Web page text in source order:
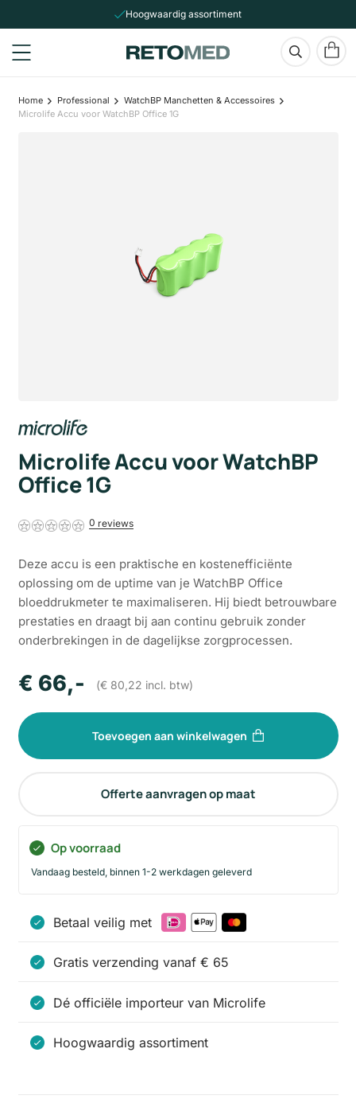
Hoogwaardig assortiment
Home Professional
WatchBP Manchetten & Accessoires
Microlife Accu voor WatchBP Office 1G
Microlife Accu voor WatchBP
Office 1G
0
Deze accu is een praktische en kostenefficiënte
oplossing om de uptime van je WatchBP Office
bloeddrukmeter te maximaliseren. Hij biedt betrouwbare
prestaties en draagt bij aan continu gebruik zonder
onderbrekingen in de dagelijkse zorgprocessen.
€ 66,- (€80,22 incl. btw)
Toevoegen aan winkelwagen
Offerte aanvragen op maat
Op voorraad
Vandaag besteld, binnen 1-2 werkdagen geleverd
Betaal veilig met
Gratis verzending vanaf € 65
Dé officiële importeur van Microlife
Hoogwaardig assortiment